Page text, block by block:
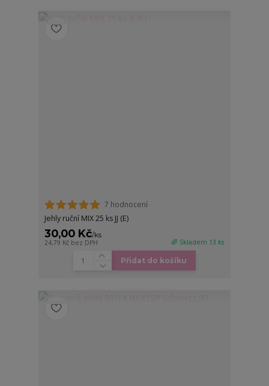
7 hodnocení
Jehly ruční MIX 25 ks JJ (E)
30,00 Kč/ks
24,79 Kč bez DPH 🌈 Skladem 13 ks
Přidat do košíku